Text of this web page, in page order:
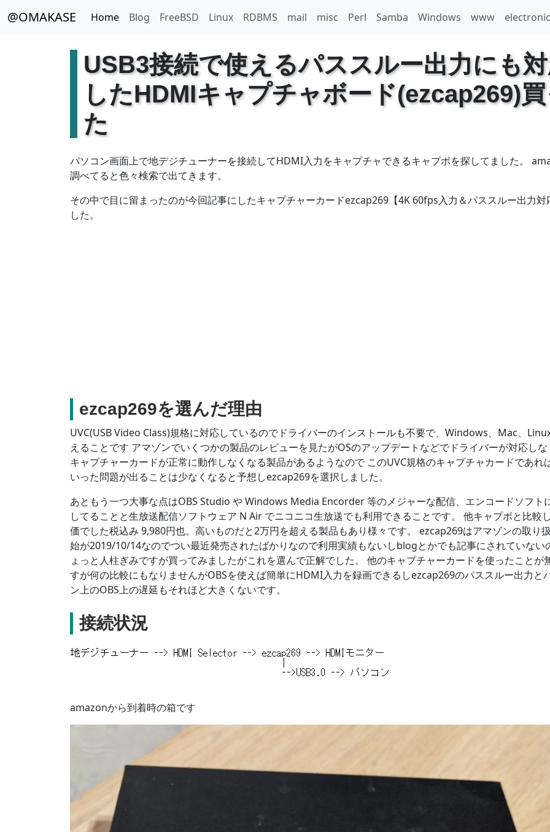
@OMAKASE Home Blog FreeBSD Linux RDBMS mail misc Perl Samba Windows www
USB3接続で使えるパススルー出力にも
したHDMIキャプチャボード(ezcap269)
た
パソコン画面上で地デジチューナーを接続してHDMI入力をキャプチャできるキャプボを探してました。
調べてると色々検索で出てきます。
その中で目に留まったのが今回記事にしたキャプチャーカードezcap269【4K 60fps入力＆パススルー出力対
した。
ezcap269を選んだ理由
UVC(USB Video Class)規格に対応しているのでドライバーのインストールも不要で、Windows、Mac、
えることです アマゾンでいくつかの製品のレビューを見たがOSのアップデートなどでドライバーが対応し
キャプチャーカードが正常に動作しなくなる製品があるようなので このUVC規格のキャプチャカードであれ
いった問題が出ることは少なくなると予想しezcap269を選択しました。
あともう一つ大事な点はOBS Studio や Windows Media Encorder 等のメジャーな配信、エンコードソフト
してることと生放送配信ソフトウェア N Air でニコニコ生放送でも利用できることです。 他キャプボと比較
価でした税込み 9,980円也。高いものだと2万円を超える製品もあり様々です。 ezcap269はアマゾンの取り
始が2019/10/14なのでつい最近発売されたばかりなので利用実績もないしblogとかでも記事にされていない
ょっと人柱ぎみですが買ってみましたがこれを選んで正解でした。 他のキャプチャーカードを使ったことが
すが何の比較にもなりませんがOBSを使えば簡単にHDMI入力を録画できるしezcap269のパススルー出力と
ン上のOBS上の遅延もそれほど大きくないです。
接続状況
amazonから到着時の箱です